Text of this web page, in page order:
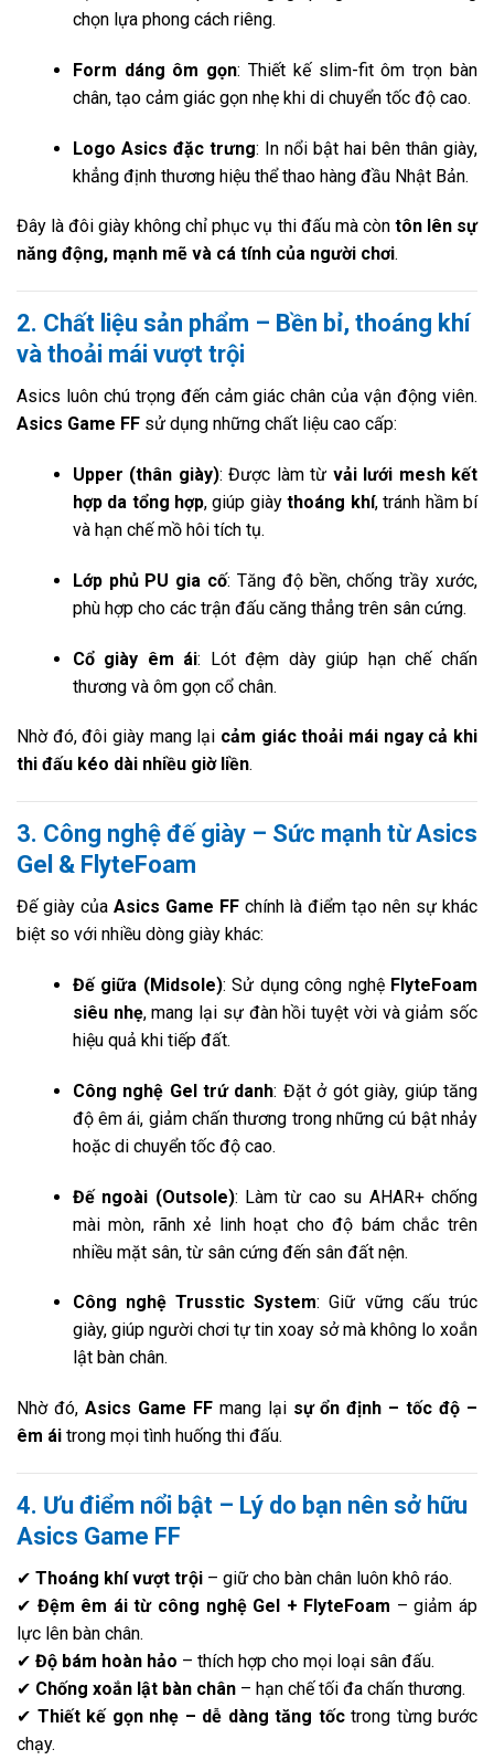
chọn lựa phong cách riêng.
Form dáng ôm gọn: Thiết kế slim-fit ôm trọn bàn
chân, tạo cảm giác gọn nhẹ khi di chuyển tốc độ cao.
Logo Asics đặc trưng: In nổi bật hai bên thân giày,
khẳng định thương hiệu thể thao hàng đầu Nhật Bản.
Đây là đôi giày không chỉ phục vụ thi đấu mà còn tôn lên sự
năng động, mạnh mẽ và cá tính của người chơi.
2. Chất liệu sản phẩm – Bền bỉ, thoáng khí
và thoải mái vượt trội
Asics luôn chú trọng đến cảm giác chân của vận động viên.
Asics Game FF sử dụng những chất liệu cao cấp:
Upper (thân giày): Được làm từ vải lưới mesh kết
hợp da tổng hợp, giúp giàythoáng khí, tránh hầm bí
và hạn chế mồ hôi tích tụ.
Lớp phủ PU gia cố: Tăng độ bền, chống trầy xước,
phù hợp cho các trận đấu căng thẳng trên sân cứng.
Cổ giày êm ái: Lót đệm dày giúp hạn chế chấn
thương và ôm gọn cổ chân.
Nhờ đó, đôi giày mang lại cảm giác thoải mái ngay cả khi
thi đấu kéo dài nhiều giờ liền.
3. Công nghệ đế giày – Sức mạnh từ Asics
Gel & FlyteFoam
Đế giày của Asics Game FFchính là điểm tạo nên sự khác
biệt so với nhiều dòng giày khác:
Đế giữa (Midsole): Sử dụng công nghệ FlyteFoam
siêu nhẹ, mang lại sự đàn hồi tuyệt vời và giảm sốc
hiệu quả khi tiếp đất.
Công nghệ Gel trứ danh: Đặt ở gót giày, giúp tăng
độ êm ái, giảm chấn thương trong những cú bật nhảy
hoặc di chuyển tốc độ cao.
Đế ngoài (Outsole): Làm từ cao su AHAR+ chống
mài mòn, rãnh xẻ linh hoạt cho độ bám chắc trên
nhiều mặt sân, từ sân cứng đến sân đất nện.
Công nghệ Trusstic System: Giữ vững cấu trúc
giày, giúp người chơi tự tin xoay sở mà không lo xoắn
lật bàn chân.
Nhờ đó, Asics Game FFmang lại sự ổn định – tốc độ –
êm ái trong mọi tình huống thi đấu.
4. Ưu điểm nổi bật – Lý do bạn nên sở hữu
Asics Game FF
✔ Thoáng khí vượt trội – giữ cho bàn chân luôn khô ráo.
✔ Đệm êm ái từ công nghệ Gel + FlyteFoam – giảm áp
lực lên bàn chân.
✔ Độ bám hoàn hảo – thích hợp cho mọi loại sân đấu.
✔ Chống xoắn lật bàn chân – hạn chế tối đa chấn thương.
✔ Thiết kế gọn nhẹ – dễ dàng tăng tốctrong từng bước
chạy.